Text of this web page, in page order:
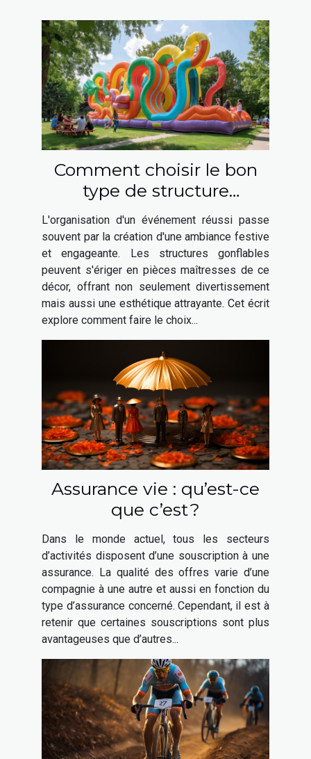
Comment choisir le bon
type de structure
gonflable pour votre
événement
L'organisation d'un événement réussi passe
souvent par la création d'une ambiance festive
et engageante. Les structures gonflables
peuvent s'ériger en pièces maîtresses de ce
décor, offrant non seulement divertissement
mais aussi une esthétique attrayante. Cet écrit
explore comment faire le choix...
Assurance vie : qu’est-ce
que c’est ?
Dans le monde actuel, tous les secteurs
d’activités disposent d’une souscription à une
assurance. La qualité des offres varie d’une
compagnie à une autre et aussi en fonction du
type d’assurance concerné. Cependant, il est à
retenir que certaines souscriptions sont plus
avantageuses que d’autres...